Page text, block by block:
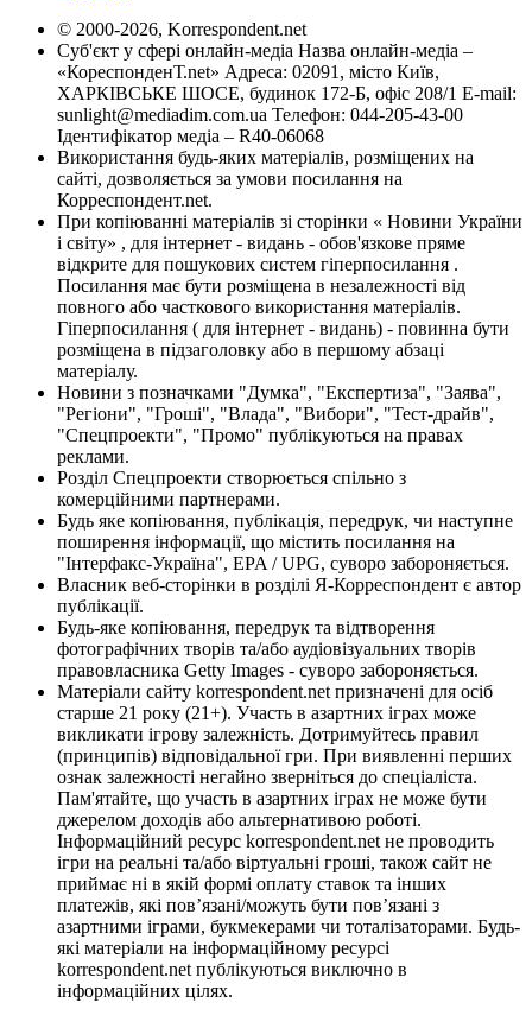
© 2000-2026, Korrespondent.net
Суб'єкт у сфері онлайн-медіа Назва онлайн-медіа –
«КореспонденТ.net» Адреса: 02091, місто Київ,
ХАРКІВСЬКЕ ШОСЕ, будинок 172-Б, офіс 208/1 E-mail:
sunlight@mediadim.com.ua Телефон: 044-205-43-00
Ідентифікатор медіа – R40-06068
Використання будь-яких матеріалів, розміщених на
сайті, дозволяється за умови посилання на
Корреспондент.net.
При копіюванні матеріалів зі сторінки « Новини України
і світу» , для інтернет - видань - обов'язкове пряме
відкрите для пошукових систем гіперпосилання .
Посилання має бути розміщена в незалежності від
повного або часткового використання матеріалів.
Гіперпосилання ( для інтернет - видань) - повинна бути
розміщена в підзаголовку або в першому абзаці
матеріалу.
Новини з позначками "Думка", "Експертиза", "Заява",
"Регіони", "Гроші", "Влада", "Вибори", "Тест-драйв",
"Спецпроекти", "Промо" публікуються на правах
реклами.
Розділ Спецпроекти створюється спільно з
комерційними партнерами.
Будь яке копіювання, публікація, передрук, чи наступне
поширення інформації, що містить посилання на
"Інтерфакс-Україна", EPA / UPG, суворо забороняється.
Власник веб-сторінки в розділі Я-Корреспондент є автор
публікації.
Будь-яке копіювання, передрук та відтворення
фотографічних творів та/або аудіовізуальних творів
правовласника Getty Images - суворо забороняється.
Матеріали сайту korrespondent.net призначені для осіб
старше 21 року (21+). Участь в азартних іграх може
викликати ігрову залежність. Дотримуйтесь правил
(принципів) відповідальної гри. При виявленні перших
ознак залежності негайно зверніться до спеціаліста.
Пам'ятайте, що участь в азартних іграх не може бути
джерелом доходів або альтернативою роботі.
Інформаційний ресурс korrespondent.net не проводить
ігри на реальні та/або віртуальні гроші, також сайт не
приймає ні в якій формі оплату ставок та інших
платежів, які пов’язані/можуть бути пов’язані з
азартними іграми, букмекерами чи тоталізаторами. Будь-
які матеріали на інформаційному ресурсі
korrespondent.net публікуються виключно в
інформаційних цілях.